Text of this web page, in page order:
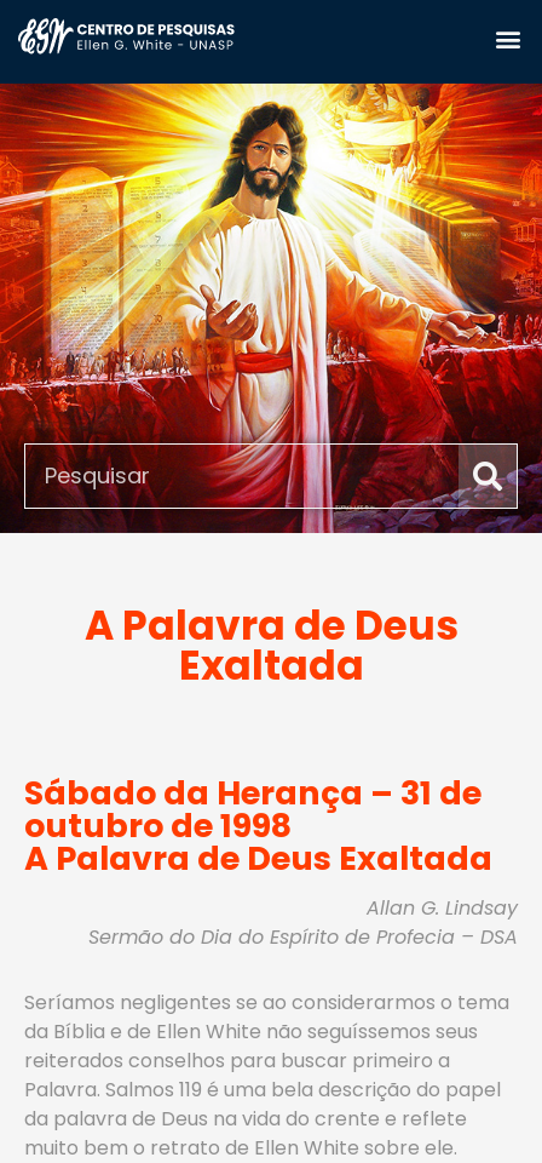
A Palavra de Deus
Exaltada
Sábado da Herança – 31 de
outubro de 1998
A Palavra de Deus Exaltada
Allan G. Lindsay
Sermão do Dia do Espírito de Profecia – DSA
Seríamos negligentes se ao considerarmos o tema
da Bíblia e de Ellen White não seguíssemos seus
reiterados conselhos para buscar primeiro a
Palavra. Salmos 119 é uma bela descrição do papel
da palavra de Deus na vida do crente e reflete
muito bem o retrato de Ellen White sobre ele.